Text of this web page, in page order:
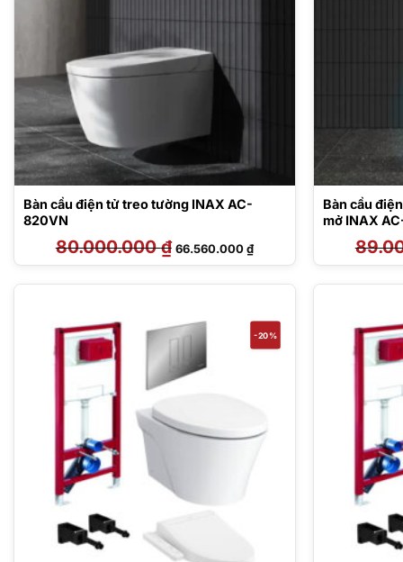
Bàn cầu điện tử treo tường INAX AC-
820VN
80.000.000₫ Giá
gốc
là:
66.560.000₫Giá
hiện
tại
66.560.000 ₫.
Bàn cầu
mở INAX
-20%